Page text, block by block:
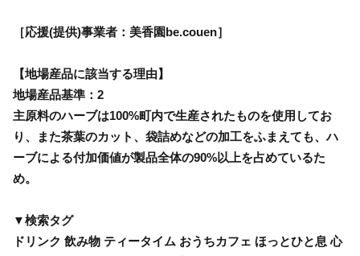
［応援(提供)事業者：美香園be.couen］
【地場産品に該当する理由】
地場産品基準：2
主原料のハーブは100%町内で生産されたものを使用してお
り、また茶葉のカット、袋詰めなどの加工をふまえても、ハ
ーブによる付加価値が製品全体の90%以上を占めているた
め。
▼検索タグ
ドリンク 飲み物 ティータイム おうちカフェ ほっとひと息 心